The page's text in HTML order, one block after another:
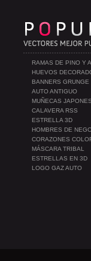
RAMAS DE PINO Y
HUEVOS
BANNERS GRUNGE
AUTO ANTIGUO
MUÑECAS
CALAVERA RSS
ESTRELLA 3D
HOMBRES DE
CORAZONES
MÁSCARA TRIBAL
ESTRELLAS EN 3D
LOGO GAZ AUTO